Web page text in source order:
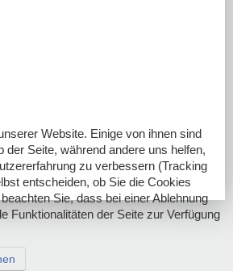
Website. Einige von ihnen sind
der Seite, während andere uns helfen,
zu verbessern (Tracking
entscheiden, ob Sie die Cookies
Sie, dass bei einer Ablehnung
Funktionalitäten der Seite zur Verfügung